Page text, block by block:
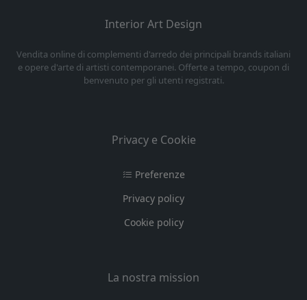
Interior Art Design
Vendita online di complementi d'arredo dei principali brands italiani
e opere d'arte di artisti contemporanei. Offerte a tempo, coupon di
benvenuto per gli utenti registrati.
Privacy e Cookie
Preferenze
Privacy policy
Cookie policy
La nostra mission